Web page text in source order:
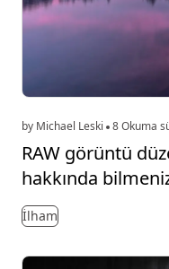
by Michael Leski 8 Okuma
RAW görüntü
hakkında
İlham